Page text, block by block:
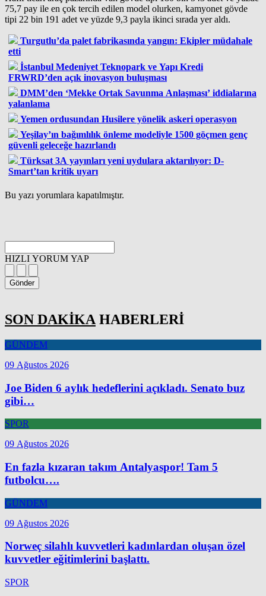
75,7 pay ile en çok tercih edilen model olurken, kamyonet gövde
tipi 22 bin 191 adet ve yüzde 9,3 payla ikinci sırada yer aldı.
Turgutlu’da palet fabrikasında yangın: Ekipler müdahale
etti
İstanbul Medeniyet Teknopark ve Yapı Kredi
FRWRD’den açık inovasyon buluşması
DMM’den ‘Mekke Ortak Savunma Anlaşması’ iddialarına
yalanlama
Yemen ordusundan Husilere yönelik askeri operasyon
Yeşilay’ın bağımlılık önleme modeliyle 1500 göçmen genç
güvenli geleceğe hazırlandı
Türksat 3A yayınları yeni uydulara aktarılıyor: D-
Smart’tan kritik uyarı
Bu yazı yorumlara kapatılmıştır.
HIZLI YORUM YAP
Gönder
SON DAKİKA HABERLERİ
GÜNDEM
09 Ağustos 2026
Joe Biden 6 aylık hedeflerini açıkladı. Senato buz
gibi…
SPOR
09 Ağustos 2026
En fazla kızaran takım Antalyaspor! Tam 5
futbolcu….
GÜNDEM
09 Ağustos 2026
Norweç silahlı kuvvetleri kadınlardan oluşan özel
kuvvetler eğitimlerini başlattı.
SPOR